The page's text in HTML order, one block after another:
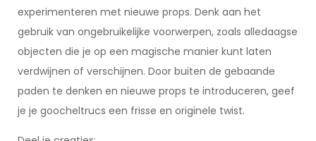
experimenteren met nieuwe props. Denk aan het
gebruik van ongebruikelijke voorwerpen, zoals alledaagse
objecten die je op een magische manier kunt laten
verdwijnen of verschijnen. Door buiten de gebaande
paden te denken en nieuwe props te introduceren, geef
je je goocheltrucs een frisse en originele twist.